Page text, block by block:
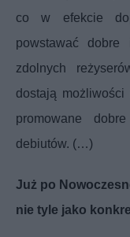
co w efekcie
powstawać
zdolnych
dostają
promowane
debiutów. (…)
Już po
nie tyle jako